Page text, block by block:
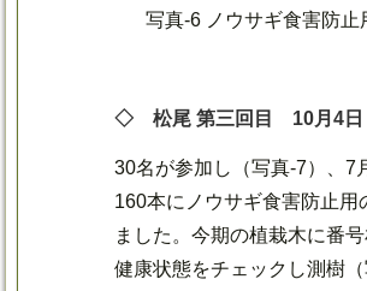
写真-6 ノウサギ食害防止
◇ 松尾 第三回目 10月4日
30名が参加し（写真-7）、7
160本にノウサギ食害防止用
ました。今期の植栽木に番
健康状態をチェックし測樹